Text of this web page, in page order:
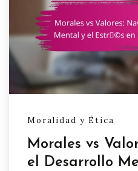
Moralidad y Ética
Morales vs
el Desarrollo